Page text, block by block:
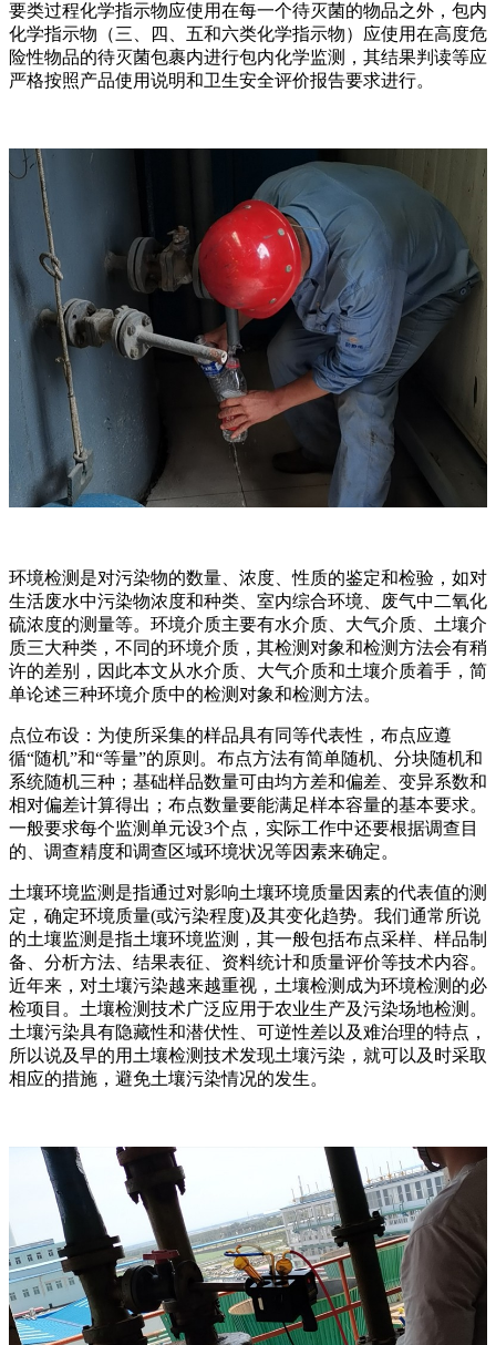
要类过程化学指示物应使用在每一个待灭菌的物品之外，包内
化学指示物（三、四、五和六类化学指示物）应使用在高度危
险性物品的待灭菌包裹内进行包内化学监测，其结果判读等应
严格按照产品使用说明和卫生安全评价报告要求进行。
环境检测是对污染物的数量、浓度、性质的鉴定和检验，如对
生活废水中污染物浓度和种类、室内综合环境、废气中二氧化
硫浓度的测量等。环境介质主要有水介质、大气介质、土壤介
质三大种类，不同的环境介质，其检测对象和检测方法会有稍
许的差别，因此本文从水介质、大气介质和土壤介质着手，简
单论述三种环境介质中的检测对象和检测方法。
点位布设：为使所采集的样品具有同等代表性，布点应遵
循“随机”和“等量”的原则。布点方法有简单随机、分块随机和
系统随机三种；基础样品数量可由均方差和偏差、变异系数和
相对偏差计算得出；布点数量要能满足样本容量的基本要求。
一般要求每个监测单元设3个点，实际工作中还要根据调查目
的、调查精度和调查区域环境状况等因素来确定。
土壤环境监测是指通过对影响土壤环境质量因素的代表值的测
定，确定环境质量(或污染程度)及其变化趋势。我们通常所说
的土壤监测是指土壤环境监测，其一般包括布点采样、样品制
备、分析方法、结果表征、资料统计和质量评价等技术内容。
近年来，对土壤污染越来越重视，土壤检测成为环境检测的必
检项目。土壤检测技术广泛应用于农业生产及污染场地检测。
土壤污染具有隐藏性和潜伏性、可逆性差以及难治理的特点，
所以说及早的用土壤检测技术发现土壤污染，就可以及时采取
相应的措施，避免土壤污染情况的发生。